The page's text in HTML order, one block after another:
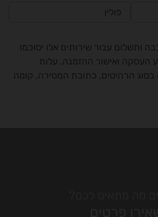
פולין
ותשלום עבור שירותים אלו יסוכמו
העסקה ואישור ההזמנה. עלות
הרהיטים, כתובת המסירה, קומה